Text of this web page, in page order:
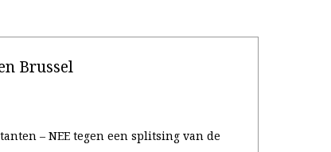
Brussel
– NEE tegen een splitsing van de